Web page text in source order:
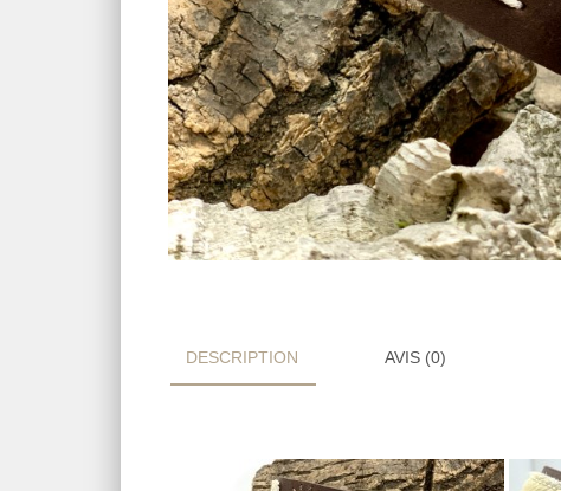
DESCRIPTION AVIS (0)